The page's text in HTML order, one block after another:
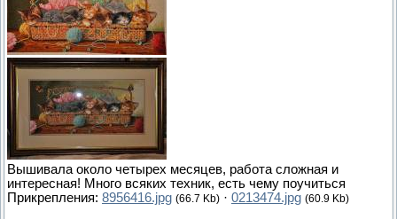
Вышивала около четырех месяцев, работа сложная и
интересная! Много всяких техник, есть чему поучиться
Прикрепления: 8956416.jpg (66.7 Kb) · 0213474.jpg (60.9 Kb)